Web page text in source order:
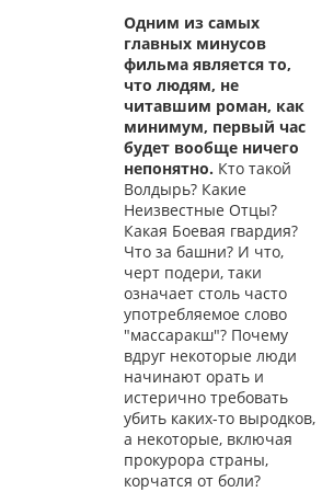
Одним из самых
главных минусов
фильма является то,
что людям, не
читавшим роман, как
минимум, первый час
будет вообще ничего
непонятно. Кто такой
Волдырь? Какие
Неизвестные Отцы?
Какая Боевая гвардия?
Что за башни? И что,
черт подери, таки
означает столь часто
употребляемое слово
"массаракш"? Почему
вдруг некоторые люди
начинают орать и
истерично требовать
убить каких-то выродков,
а некоторые, включая
прокурора страны,
корчатся от боли?